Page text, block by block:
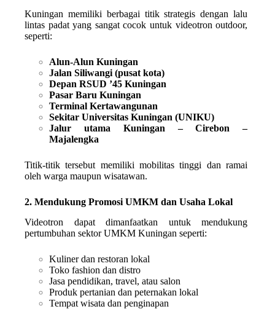
Kuningan memiliki berbagai titik strategis dengan lalu
lintas padat yang sangat cocok untuk videotron outdoor,
seperti:
Alun-Alun Kuningan
Jalan Siliwangi (pusat kota)
Depan RSUD ’45 Kuningan
Pasar Baru Kuningan
Terminal Kertawangunan
Sekitar Universitas Kuningan (UNIKU)
Jalur utama Kuningan – Cirebon –
Majalengka
Titik-titik tersebut memiliki mobilitas tinggi dan ramai
oleh warga maupun wisatawan.
2. Mendukung Promosi UMKM dan Usaha Lokal
Videotron dapat dimanfaatkan untuk mendukung
pertumbuhan sektor UMKM Kuningan seperti:
Kuliner dan restoran lokal
Toko fashion dan distro
Jasa pendidikan, travel, atau salon
Produk pertanian dan peternakan lokal
Tempat wisata dan penginapan